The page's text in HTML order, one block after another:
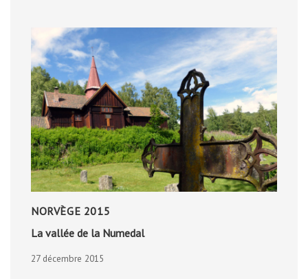
NORVÈGE 2015
La vallée de la Numedal
27 décembre 2015